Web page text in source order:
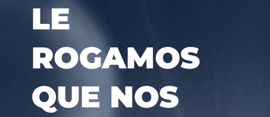
LE
ROGAMOS
QUE NOS